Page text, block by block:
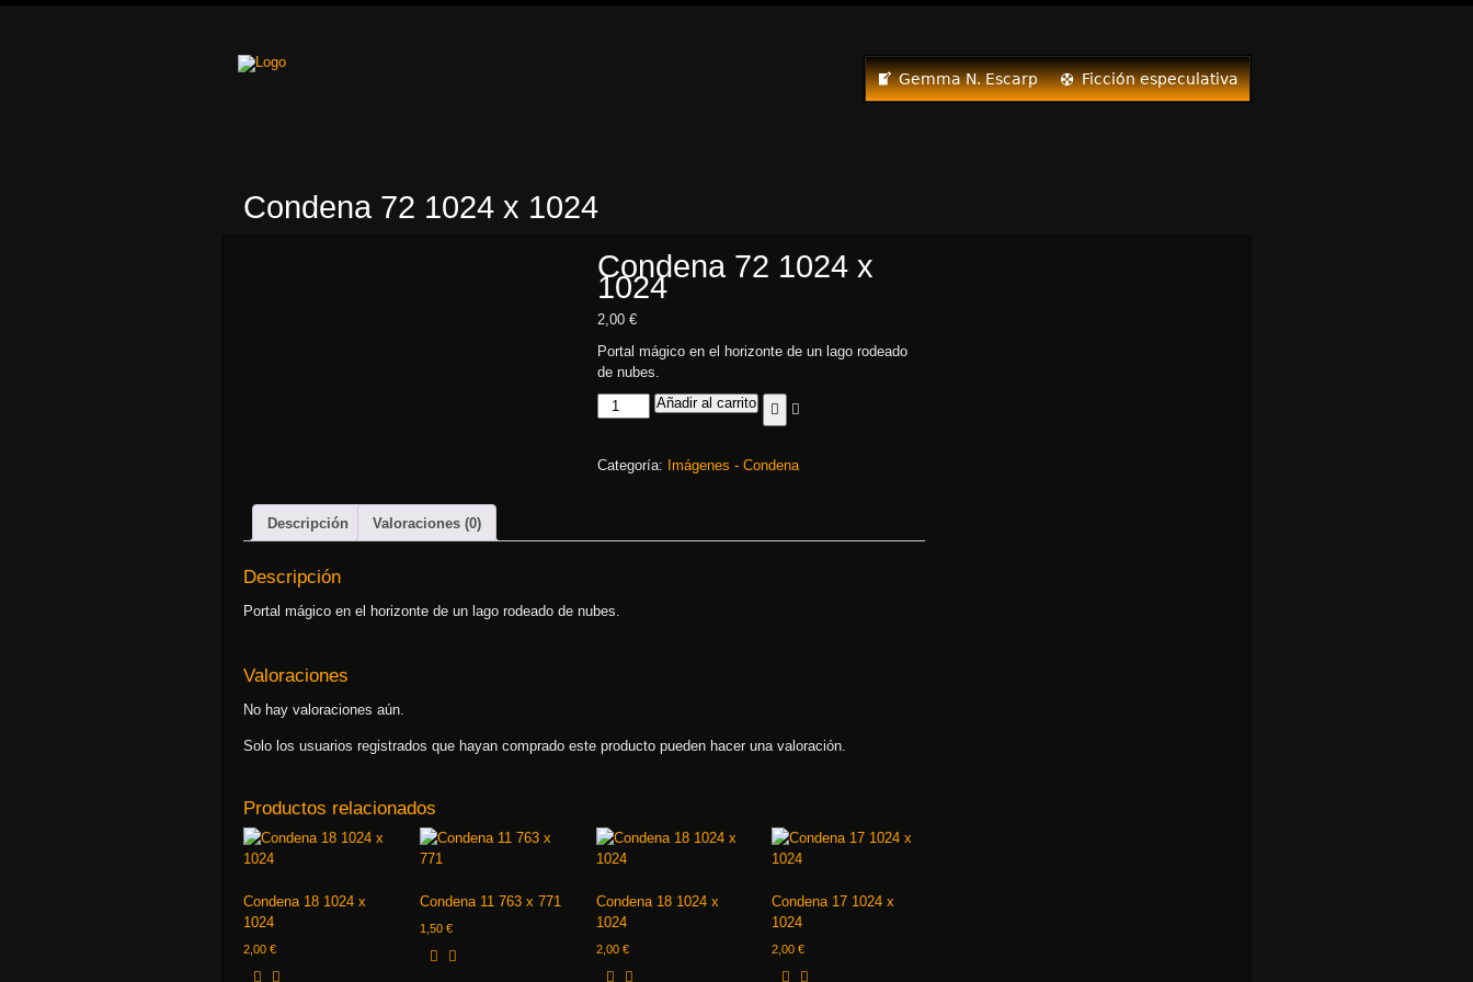
Gemma N. Escarp Ficción especulativa
Condena 72 1024 x 1024
Condena 72 1024 x
1024
2,00€
Portal mágico en el horizonte de un lago rodeado
de nubes.
Añadir al carrito
Categoría: Imágenes - Condena
Descripción Valoraciones (0)
Descripción
Portal mágico en el horizonte de un lago rodeado de nubes.
Valoraciones
No hay valoraciones aún.
Solo los usuarios registrados que hayan comprado este producto pueden hacer una valoración.
Productos relacionados
Condena 18 1024 x
1024
2,00 €
Condena 11 763 x 771
1,50 €
Condena 18 1024 x
1024
2,00 €
Condena 17 1024 x
1024
2,00€